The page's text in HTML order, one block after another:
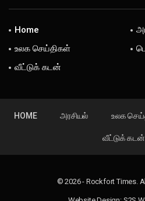
Home
உலக செய்திகள்
வீட்டுக் கடன்
HOME அரசியல் உலக
வீட்டுக் கடன்
© 2026 - Rockfort Times.